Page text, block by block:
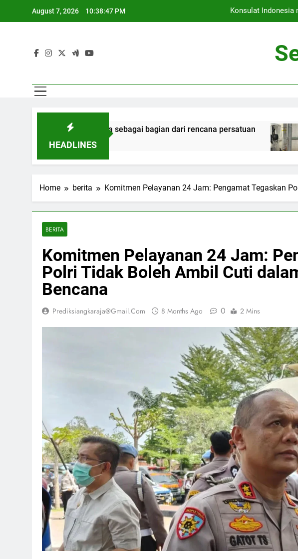
August 7, 2026 10:38:48 PM
Konsulat Indonesia
HEADLINES
narapidana sebagai bagian dari rencana persatuan
9 Hours
Home berita Komitmen Pelayanan 24 Jam: Pengamat Tegaskan
BERITA
Komitmen Pelayanan 24 Jam:
Polri Tidak Boleh Ambil Cuti
Bencana
Prediksiangkaraja@gmail.com 8 Months Ago 0 2 Mins